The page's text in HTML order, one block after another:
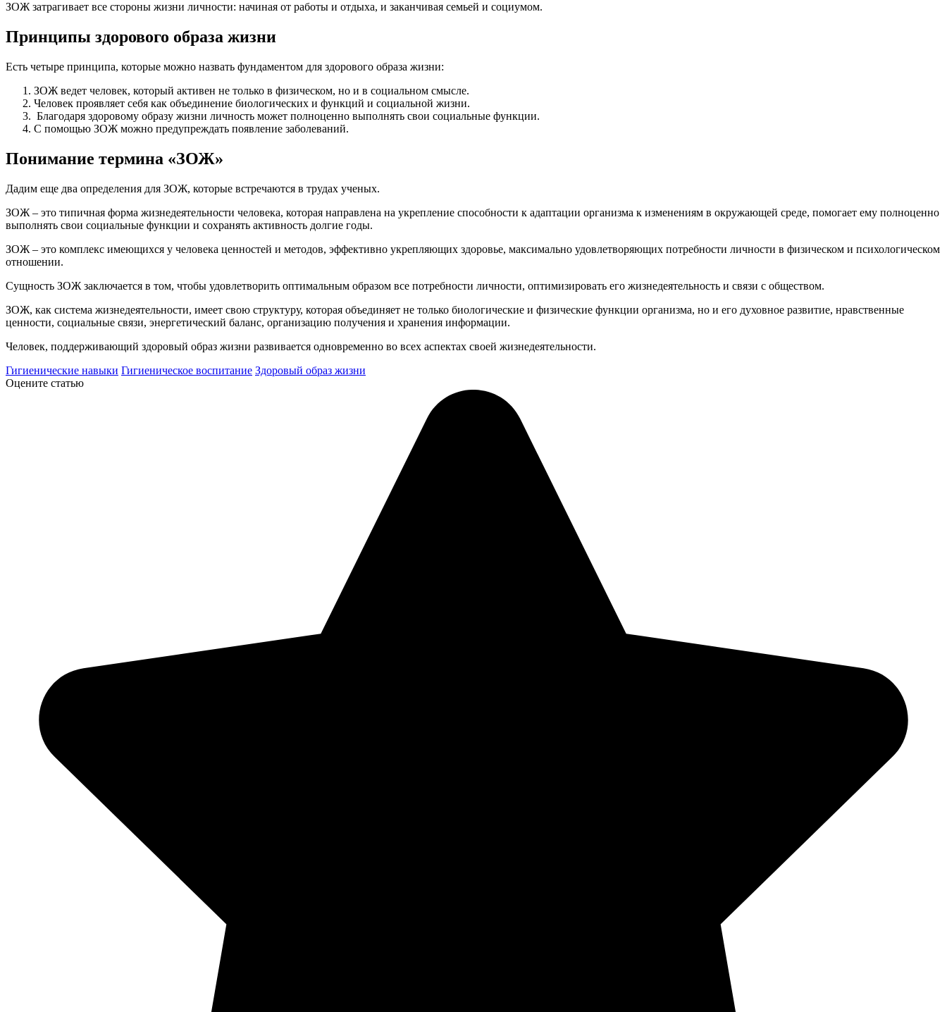
ЗОЖ затрагивает все стороны жизни личности: начиная от работы и отдыха, и заканчивая семьей и социумом.
Принципы здорового образа жизни
Есть четыре принципа, которые можно назвать фундаментом для здорового образа жизни:
ЗОЖ ведет человек, который активен не только в физическом, но и в социальном смысле.
Человек проявляет себя как объединение биологических и функций и социальной жизни.
Благодаря здоровому образу жизни личность может полноценно выполнять свои социальные функции.
С помощью ЗОЖ можно предупреждать появление заболеваний.
Понимание термина «ЗОЖ»
Дадим еще два определения для ЗОЖ, которые встречаются в трудах ученых.
ЗОЖ – это типичная форма жизнедеятельности человека, которая направлена на укрепление способности к адаптации организма к изменениям в окружающей среде, помогает ему полноценно
выполнять свои социальные функции и сохранять активность долгие годы.
ЗОЖ – это комплекс имеющихся у человека ценностей и методов, эффективно укрепляющих здоровье, максимально удовлетворяющих потребности личности в физическом и психологическом
отношении.
Сущность ЗОЖ заключается в том, чтобы удовлетворить оптимальным образом все потребности личности, оптимизировать его жизнедеятельность и связи с обществом.
ЗОЖ, как система жизнедеятельности, имеет свою структуру, которая объединяет не только биологические и физические функции организма, но и его духовное развитие, нравственные
ценности, социальные связи, энергетический баланс, организацию получения и хранения информации.
Человек, поддерживающий здоровый образ жизни развивается одновременно во всех аспектах своей жизнедеятельности.
Гигиенические навыки Гигиеническое воспитание Здоровый образ жизни
Оцените статью